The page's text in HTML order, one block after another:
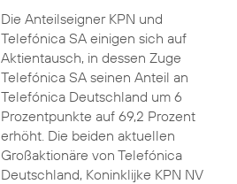
Die Anteilseigner KPN und
Telefónica SA einigen sich auf
Aktientausch, in dessen Zuge
Telefónica SA seinen Anteil an
Telefónica Deutschland um 6
Prozentpunkte auf 69,2 Prozent
erhöht. Die beiden aktuellen
Großaktionäre von Telefónica
Deutschland, Koninklijke KPN NV